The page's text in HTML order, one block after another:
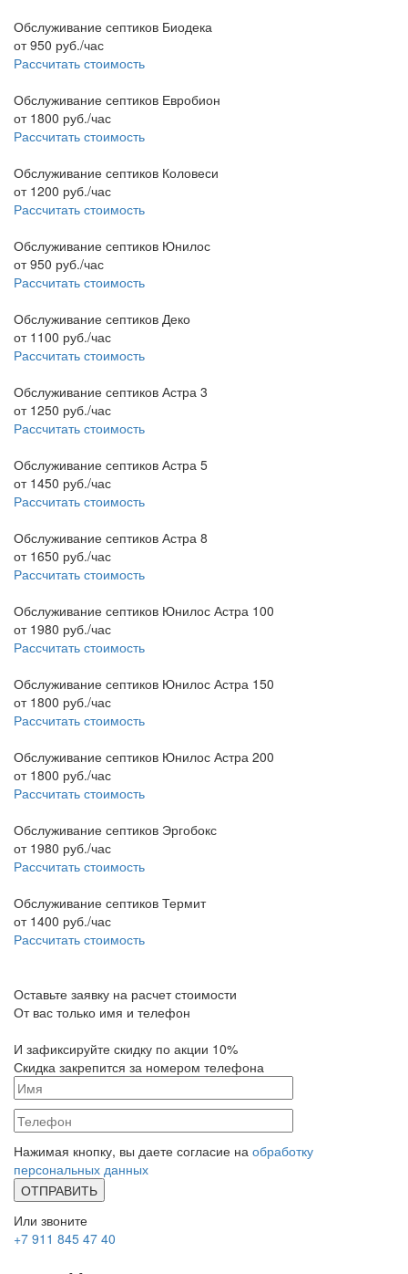
Обслуживание септиков Биодека
от950 руб./час
Рассчитать стоимость
Обслуживание септиков Евробион
от 1800 руб./час
Рассчитать стоимость
Обслуживание септиков Коловеси
от 1200 руб./час
Рассчитать стоимость
Обслуживание септиков Юнилос
от950 руб./час
Рассчитать стоимость
Обслуживание септиков Деко
от 1100 руб./час
Рассчитать стоимость
Обслуживание септиков Астра 3
от 1250 руб./час
Рассчитать стоимость
Обслуживание септиков Астра 5
от 1450 руб./час
Рассчитать стоимость
Обслуживание септиков Астра 8
от 1650 руб./час
Рассчитать стоимость
Обслуживание септиков Юнилос Астра 100
от 1980 руб./час
Рассчитать стоимость
Обслуживание септиков Юнилос Астра 150
от 1800 руб./час
Рассчитать стоимость
Обслуживание септиков Юнилос Астра 200
от 1800 руб./час
Рассчитать стоимость
Обслуживание септиков Эргобокс
от 1980 руб./час
Рассчитать стоимость
Обслуживание септиков Термит
от 1400 руб./час
Рассчитать стоимость
Оставьте заявку на расчет стоимости
От вас только имя и телефон
И зафиксируйте скидку по акции 10%
Скидка закрепится за номером телефона
Нажимая кнопку, вы даете согласие на обработку
персональных данных
Или звоните
+7 911 845 47 40